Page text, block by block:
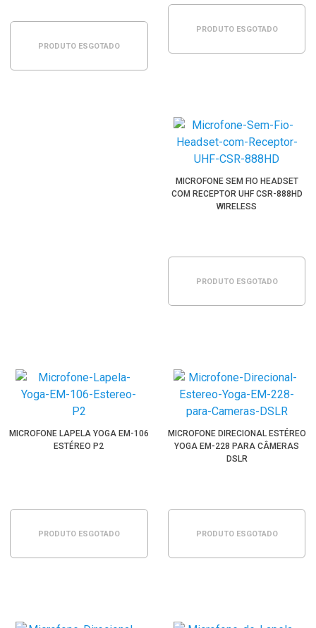
PRODUTO ESGOTADO
PRODUTO ESGOTADO
MICROFONE SEM FIO HEADSET
COM RECEPTOR UHF CSR-888HD
WIRELESS
PRODUTO ESGOTADO
MICROFONE LAPELA YOGA EM-106
ESTÉREO P2
PRODUTO ESGOTADO
MICROFONE DIRECIONAL ESTÉREO
YOGA EM-228 PARA CÂMERAS
DSLR
PRODUTO ESGOTADO